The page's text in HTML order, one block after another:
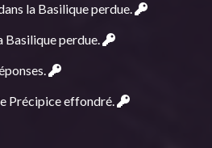
la Basilique perdue.
Basilique perdue.
Précipice effondré.